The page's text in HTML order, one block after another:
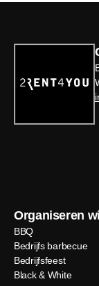
Organiseren
BBQ
Bedrijfs barbecue
Bedrijfsfeest
Black & White